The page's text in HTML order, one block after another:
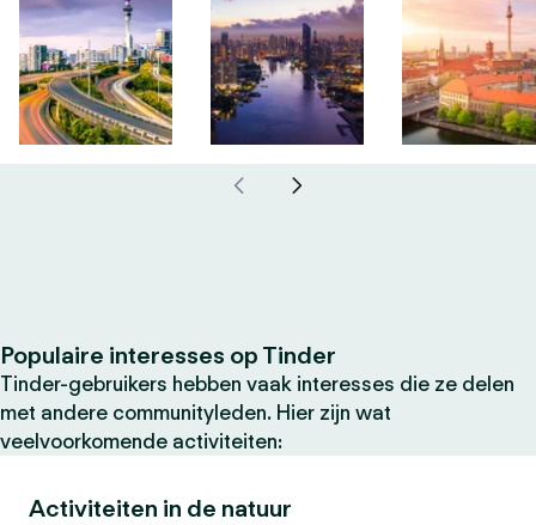
Populaire interesses op Tinder
Tinder-gebruikers hebben vaak interesses die ze delen
met andere communityleden. Hier zijn wat
veelvoorkomende activiteiten:
Activiteiten in de natuur